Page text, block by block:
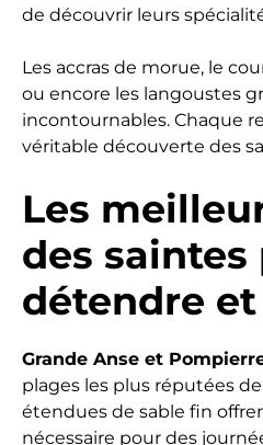
de découvrir leurs
Les accras de morue, le
ou encore les langoustes
incontournables. Chaque
véritable découverte des
Les
des saintes
détendre et
Grande Anse et
plages les plus réputées de
étendues de sable fin
nécessaire pour des